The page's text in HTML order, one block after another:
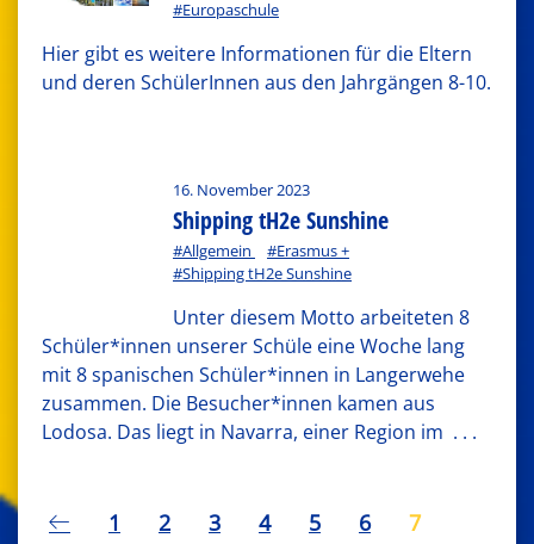
#Europaschule
Hier gibt es weitere Informationen für die Eltern
und deren SchülerInnen aus den Jahrgängen 8-10.
16. November 2023
Shipping tH2e Sunshine
#Allgemein
#Erasmus +
#Shipping tH2e Sunshine
Unter diesem Motto arbeiteten 8
Schüler*innen unserer Schüle eine Woche lang
mit 8 spanischen Schüler*innen in Langerwehe
zusammen. Die Besucher*innen kamen aus
Lodosa. Das liegt in Navarra, einer Region im . . .
1 2 3 4 5 6
7